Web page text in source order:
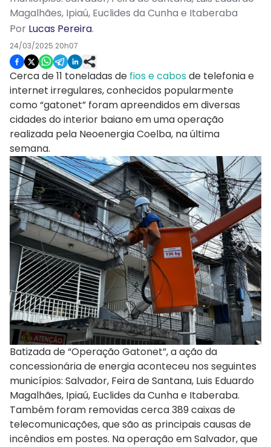
Magalhães, Ipiaú, Euclides da Cunha e Itaberaba
Por Lucas Pereira.
24/03/2025 20h07
Cerca de 11 toneladas de fios e cabosde telefonia e
internet irregulares, conhecidos popularmente
como “gatonet” foram apreendidos em diversas
cidades do interior baiano em uma operação
realizada pela Neoenergia Coelba, na última
semana.
Batizada de “Operação Gatonet”, a ação da
concessionária de energia aconteceu nos seguintes
municípios: Salvador, Feira de Santana, Luis Eduardo
Magalhães, Ipiaú, Euclides da Cunha e Itaberaba.
Também foram removidas cerca 389 caixas de
telecomunicações, que são as principais causas de
incêndios em postes. Na operação em Salvador, que